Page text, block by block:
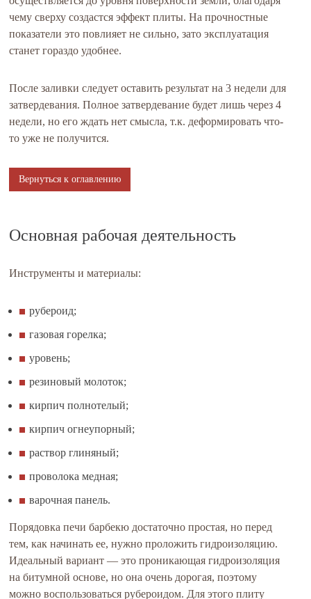
чему сверху создастся эффект плиты. На прочностные
показатели это повлияет не сильно, зато эксплуатация
станет гораздо удобнее.
После заливки следует оставить результат на 3 недели для
затвердевания. Полное затвердевание будет лишь через 4
недели, но его ждать нет смысла, т.к. деформировать что-
то уже не получится.
Вернуться к оглавлению
Основная рабочая деятельность
Инструменты и материалы:
рубероид;
газовая горелка;
уровень;
резиновый молоток;
кирпич полнотелый;
кирпич огнеупорный;
раствор глиняный;
проволока медная;
варочная панель.
Порядовка печи барбекю достаточно простая, но перед
тем, как начинать ее, нужно проложить гидроизоляцию.
Идеальный вариант — это проникающая гидроизоляция
на битумной основе, но она очень дорогая, поэтому
можно воспользоваться рубероидом. Для этого плиту